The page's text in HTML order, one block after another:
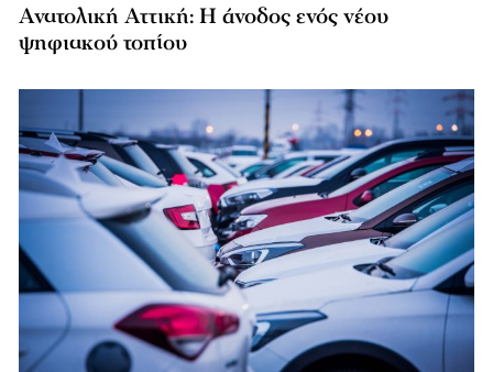
Ανατολική Αττική: Η άνοδος ενός νέου
ψηφιακού τοπίου